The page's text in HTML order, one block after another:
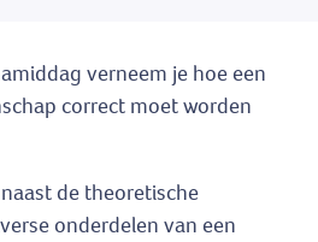
verneem je hoe een
correct moet worden
de theoretische
onderdelen van een